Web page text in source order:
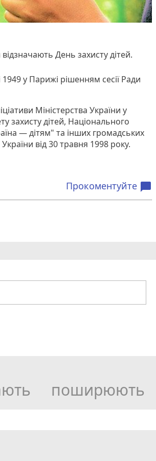
День захисту дітей.
у Парижі рішенням сесії Ради
Міністерства України у
захисту дітей, Національного
— дітям" та інших громадських
від 30 травня 1998 року.
Прокоментуйте chat_bubble
поширюють